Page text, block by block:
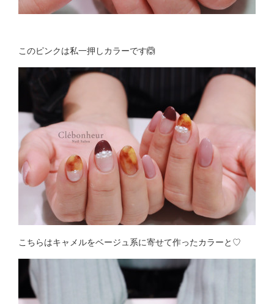
このピンクは私一押しカラーです🙆
こちらはキャメルをベージュ系に寄せて作ったカラーと♡